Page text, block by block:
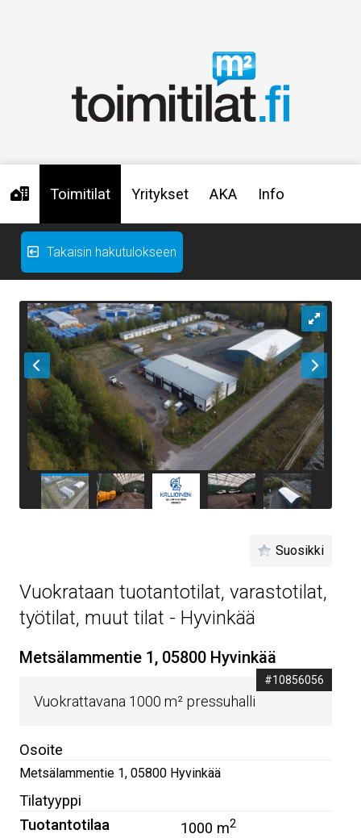
Toimitilat Yritykset AKA Info
Takaisin hakutulokseen
Suosikki
Vuokrataan tuotantotilat, varastotilat,
työtilat, muut tilat - Hyvinkää
Metsälammentie 1, 05800 Hyvinkää
#10856056
Vuokrattavana 1000 m² pressuhalli
Osoite
Metsälammentie 1, 05800 Hyvinkää
Tilatyyppi
Tuotantotilaa
1000 m2